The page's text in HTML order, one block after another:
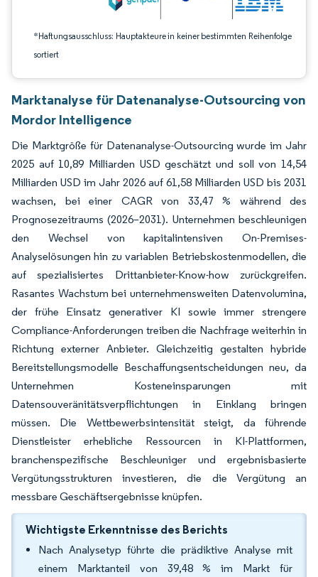
*Haftungsausschluss: Hauptakteure in keiner bestimmten Reihenfolge
sortiert
Marktanalyse für Datenanalyse-Outsourcing von
Mordor Intelligence
Die Marktgröße für Datenanalyse-Outsourcing wurde im Jahr
2025 auf 10,89 Milliarden USD geschätzt und soll von 14,54
Milliarden USD im Jahr 2026 auf 61,58 Milliarden USD bis 2031
wachsen, bei einer CAGR von 33,47 % während des
Prognosezeitraums (2026–2031). Unternehmen beschleunigen
den Wechsel von kapitalintensiven On-Premises-
Analyselösungen hin zu variablen Betriebskostenmodellen, die
auf spezialisiertes Drittanbieter-Know-how zurückgreifen.
Rasantes Wachstum bei unternehmensweiten Datenvolumina,
der frühe Einsatz generativer KI sowie immer strengere
Compliance-Anforderungen treiben die Nachfrage weiterhin in
Richtung externer Anbieter. Gleichzeitig gestalten hybride
Bereitstellungsmodelle Beschaffungsentscheidungen neu, da
Unternehmen Kosteneinsparungen mit
Datensouveränitätsverpflichtungen in Einklang bringen
müssen. Die Wettbewerbsintensität steigt, da führende
Dienstleister erhebliche Ressourcen in KI-Plattformen,
branchenspezifische Beschleuniger und ergebnisbasierte
Vergütungsstrukturen investieren, die die Vergütung an
messbare Geschäftsergebnisse knüpfen.
Wichtigste Erkenntnisse des Berichts
Nach Analysetyp führte die prädiktive Analyse mit
einem Marktanteil von 39,48 % im Markt für